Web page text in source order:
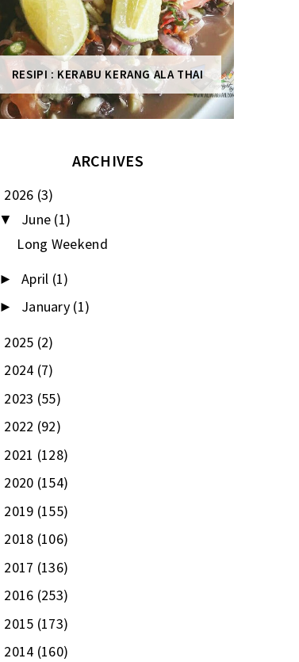
RESIPI : KERABU KERANG ALA THAI
ARCHIVES
2026 (3)
▼ June (1)
Long Weekend
► April (1)
► January (1)
2025 (2)
2024 (7)
2023 (55)
2022 (92)
2021 (128)
2020 (154)
2019 (155)
2018 (106)
2017 (136)
2016 (253)
2015 (173)
2014 (160)